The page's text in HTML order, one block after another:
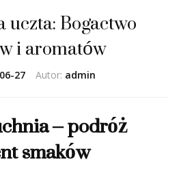
Bogactwo
i aromatów
Autor: admin
27
– podróż
smaków